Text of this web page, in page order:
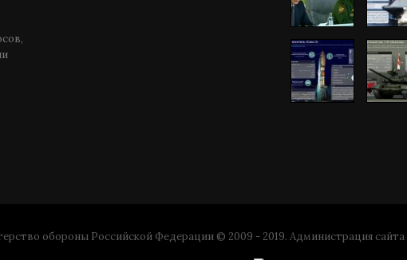
обороны Российской Федерации © 2009 - 2019. Администрация сайта